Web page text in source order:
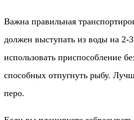
Важна правильная
должен выступать из воды на 2-
использовать приспособление
способных отпугнуть рыбу.
перо.